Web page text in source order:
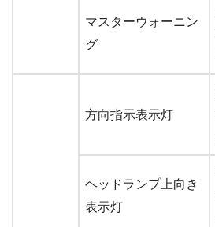
マスターウォーニン
グ
方向指示表示灯
ヘッドランプ上向き
表示灯